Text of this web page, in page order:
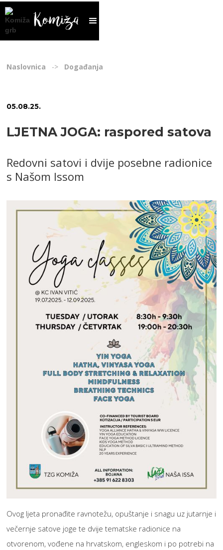
Naslovnica -> Događanja
05.08.25.
LJETNA JOGA: raspored satova
Redovni satovi i dvije posebne radionice
s Našom Issom
Ovog ljeta pronađite ravnotežu, opuštanje i snagu uz jutarnje i
večernje satove joge te dvije tematske radionice na
otvorenom, vođene na hrvatskom, engleskom i po potrebi na